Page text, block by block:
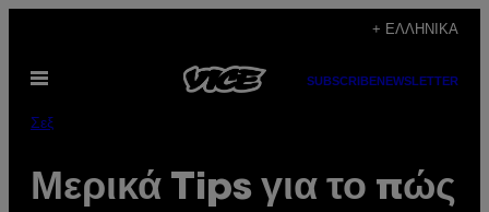
περιεχόμενο
+ ΕΛΛΗΝΙΚΆ
Ανοίξτε
SUBSCRIBENEWSLETTER
Σεξ
Μερικά Tips για το πώς